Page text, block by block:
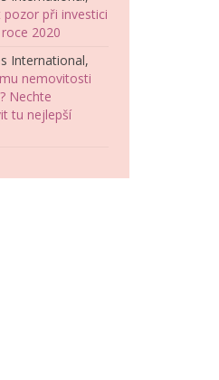
pozor při investici
2020
International,
nemovitosti
Nechte
tu nejlepší